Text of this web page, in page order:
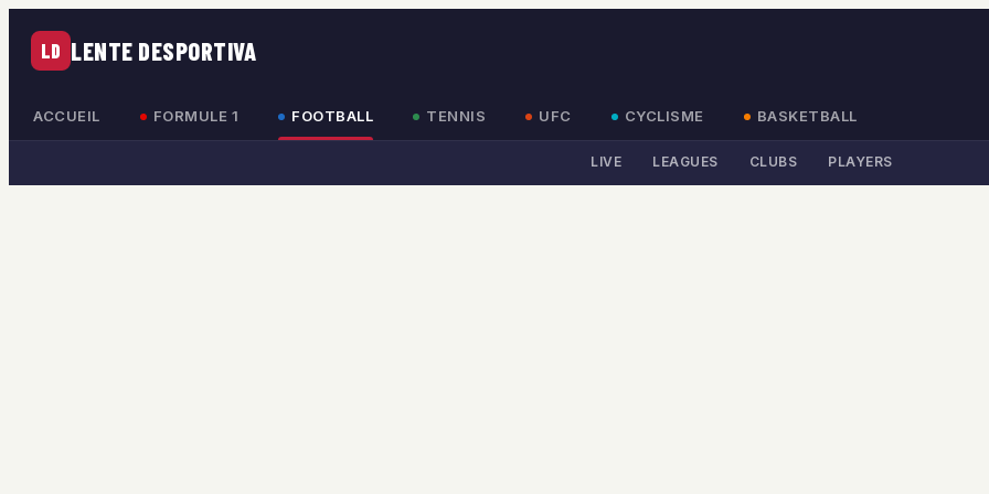
LD LENTE DESPORTIVA
ACCUEIL FORMULE 1 FOOTBALL TENNIS UFC CYCLISME BASKETBALL
LIVE LEAGUES CLUBS PLAYERS